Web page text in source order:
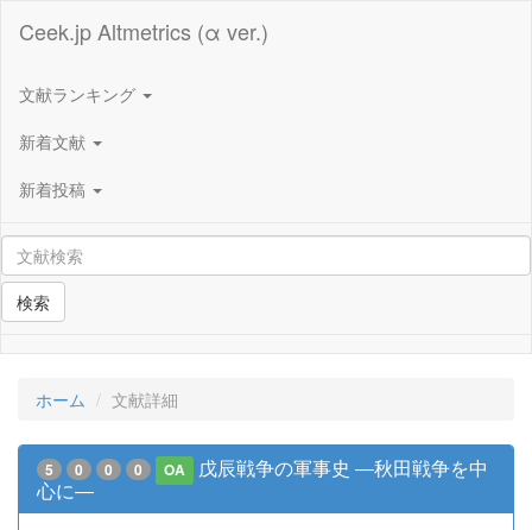
Ceek.jp Altmetrics (α ver.)
文献ランキング
新着文献
新着投稿
検索
ホーム 文献詳細
5 0 0 0 OA
戊辰戦争の軍事史 ―秋田戦争を中
心に―